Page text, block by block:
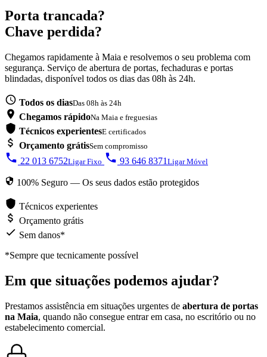
Porta trancada?
Chave perdida?
Chegamos rapidamente à Maia e resolvemos o seu problema com
segurança. Serviço de abertura de portas, fechaduras e portas
blindadas, disponível todos os dias das 08h às 24h.
Todos os diasDas 08h às 24h
Chegamos rápidoNa Maia e freguesias
Técnicos experientesE certificados
Orçamento grátisSem compromisso
22 013 6752Ligar Fixo 93 646 8371 Ligar Móvel
100% Seguro — Os seus dados estão protegidos
Técnicos experientes
Orçamento grátis
Sem danos*
*Sempre que tecnicamente possível
Em que situações podemos ajudar?
Prestamos assistência em situações urgentes de abertura de portas
na Maia, quando não consegue entrar em casa, no escritório ou no
estabelecimento comercial.